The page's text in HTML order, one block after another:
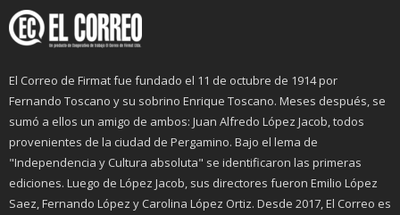
El Correo de Firmat fue fundado el 11 de octubre de 1914 por
Fernando Toscano y su sobrino Enrique Toscano. Meses después, se
sumó a ellos un amigo de ambos: Juan Alfredo López Jacob, todos
provenientes de la ciudad de Pergamino. Bajo el lema de
"Independencia y Cultura absoluta" se identificaron las primeras
ediciones. Luego de López Jacob, sus directores fueron Emilio López
Saez, Fernando López y Carolina López Ortiz. Desde 2017, El Correo es